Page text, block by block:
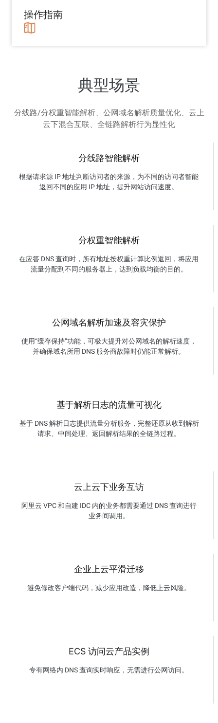
操作指南
典型场景
分线路/分权重智能解析、公网域名解析质量优化、云上
云下混合互联、全链路解析行为显性化
分线路智能解析
根据请求源 IP 地址判断访问者的来源，为不同的访问者智能
返回不同的应用 IP 地址，提升网站访问速度。
分权重智能解析
在应答 DNS 查询时，所有地址按权重计算比例返回，将应用
流量分配到不同的服务器上，达到负载均衡的目的。
公网域名解析加速及容灾保护
使用“缓存保持”功能，可极大提升对公网域名的解析速度，
并确保域名所用 DNS 服务商故障时仍能正常解析。
基于解析日志的流量可视化
基于 DNS 解析日志提供流量分析服务，完整还原从收到解析
请求、中间处理、返回解析结果的全链路过程。
云上云下业务互访
阿里云 VPC 和自建 IDC 内的业务都需要通过 DNS 查询进行
业务间调用。
企业上云平滑迁移
避免修改客户端代码，减少应用改造，降低上云风险。
ECS 访问云产品实例
专有网络内 DNS 查询实时响应，无需进行公网访问。